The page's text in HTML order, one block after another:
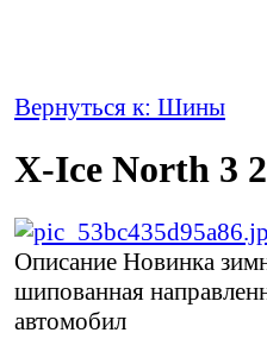
Вернуться к: Шины
X-Ice North 3
Описание Новинка
шипованная
автомобил